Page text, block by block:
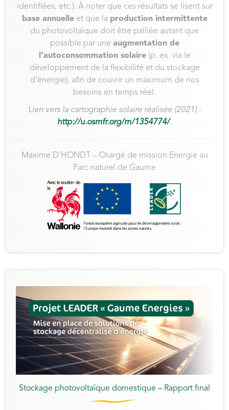
identifiées, etc.). À noter que ces résultats se lisent sur
base annuelleet que la production intermittente
du photovoltaïque doit être palliée autant que
possible par une augmentation de
l’autoconsommation solaire(p. ex. via le
développement de la flexibilité et du stockage
d’énergie), afin de couvrir un maximum de nos
besoins en temps réel.
Lien vers la cartographie solaire réalisée (2021) :
http://u.osmfr.org/m/1354774/.
Maxime D’HONDT – Chargé de mission Energie au
Parc naturel de Gaume
Stockage photovoltaïque domestique – Rapport final